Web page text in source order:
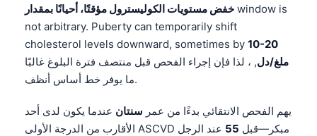
خفض مستويات الكوليسترول مؤقتًا، أحيانًا بمقدار window is
not arbitrary. Puberty can temporarily shift
cholesterol levels downward, sometimes by 10-20
ملغ/دل, ، لذا فإن إجراء الفحص قبل منتصف فترة البلوغ غالبًا
ما يوفر خط أساس أنظف.
يهم الفحص الانتقائي بدءًا من عمر سنتان عندما يكون لدى أحد
الأقارب من الدرجة الأولى ASCVD مبكر—قبل 55 عند الرجل